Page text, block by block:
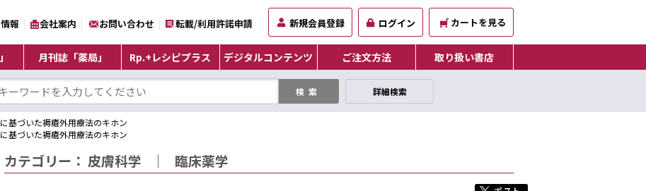
報 会社案内 お問い合わせ 転載/利用許諾申請 新規会員登録 ログイン カートを見る
月刊誌「薬局」 Rp.+レシピプラス デジタルコンテンツ ご注文方法 取り扱い書店
詳細検索
基づいた褥瘡外用療法のキホン
基づいた褥瘡外用療法のキホン
カテゴリー： 皮膚科学 ｜ 臨床薬学